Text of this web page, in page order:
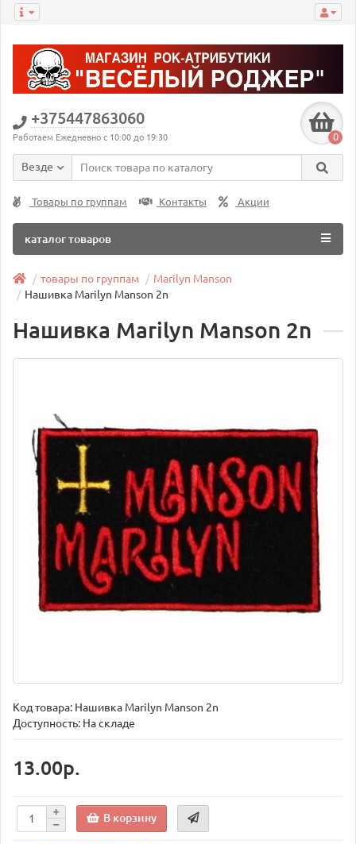
+375447863060
Работаем Ежедневно с 10:00 до 19:30 0
Везде
Товары по группам Контакты Акции
каталог товаров
товары по группам
Marilyn Manson
Нашивка Marilyn Manson 2n
Нашивка Marilyn Manson 2n
Код товара: Нашивка Marilyn Manson 2n
Доступность: На складе
13.00р.
В корзину